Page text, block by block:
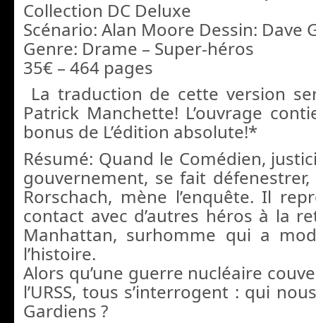
Collection DC Deluxe
Scénario: Alan Moore Dessin: Dave
Genre: Drame – Super-héros
35€ – 464 pages
La traduction de cette version
Patrick Manchette! L’ouvrage
bonus de L’édition absolute!*
Résumé: Quand le Comédien,
gouvernement, se fait
Rorschach, mène l’enquête. Il
contact avec d’autres héros à la
Manhattan, surhomme qui a
l’histoire.
Alors qu’une guerre nucléaire
l’URSS, tous s’interrogent : qui
Gardiens ?